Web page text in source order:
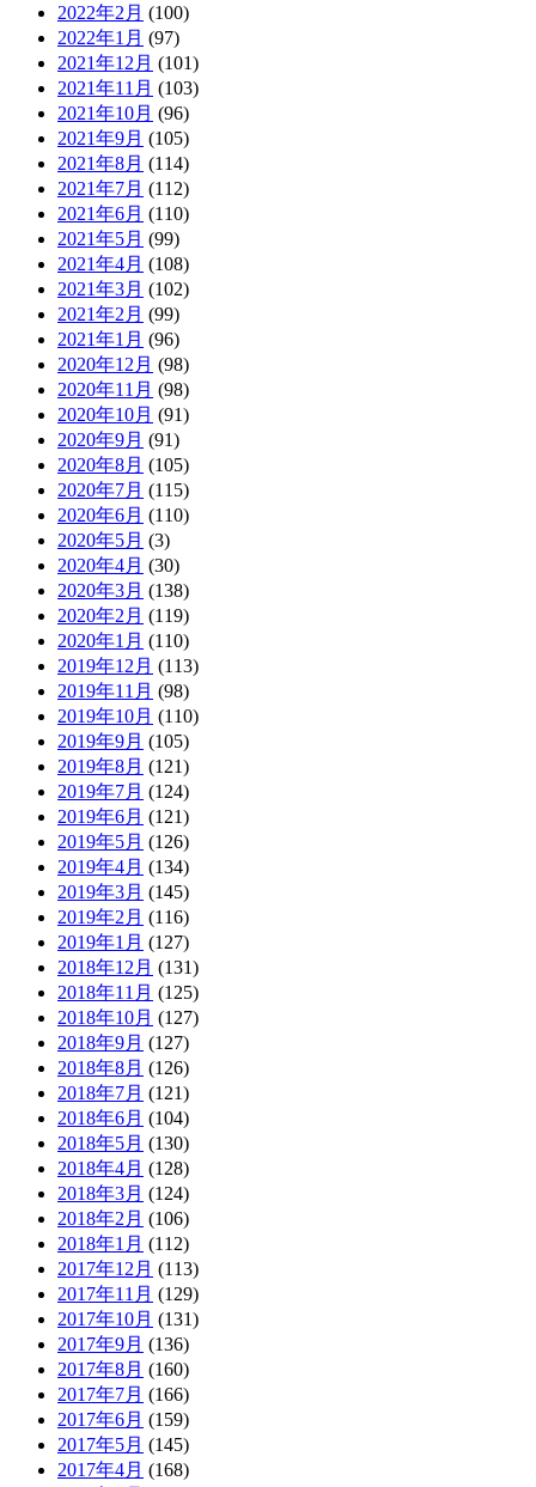
2022年2月 (100)
2022年1月 (97)
2021年12月 (101)
2021年11月 (103)
2021年10月 (96)
2021年9月 (105)
2021年8月 (114)
2021年7月 (112)
2021年6月 (110)
2021年5月 (99)
2021年4月 (108)
2021年3月 (102)
2021年2月 (99)
2021年1月 (96)
2020年12月 (98)
2020年11月 (98)
2020年10月 (91)
2020年9月 (91)
2020年8月 (105)
2020年7月 (115)
2020年6月 (110)
2020年5月 (3)
2020年4月 (30)
2020年3月 (138)
2020年2月 (119)
2020年1月 (110)
2019年12月 (113)
2019年11月 (98)
2019年10月 (110)
2019年9月 (105)
2019年8月 (121)
2019年7月 (124)
2019年6月 (121)
2019年5月 (126)
2019年4月 (134)
2019年3月 (145)
2019年2月 (116)
2019年1月 (127)
2018年12月 (131)
2018年11月 (125)
2018年10月 (127)
2018年9月 (127)
2018年8月 (126)
2018年7月 (121)
2018年6月 (104)
2018年5月 (130)
2018年4月 (128)
2018年3月 (124)
2018年2月 (106)
2018年1月 (112)
2017年12月 (113)
2017年11月 (129)
2017年10月 (131)
2017年9月 (136)
2017年8月 (160)
2017年7月 (166)
2017年6月 (159)
2017年5月 (145)
2017年4月 (168)